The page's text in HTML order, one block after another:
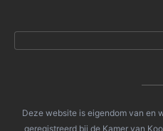
Deze website is eigendom van en
geregistreerd bij de Kamer van